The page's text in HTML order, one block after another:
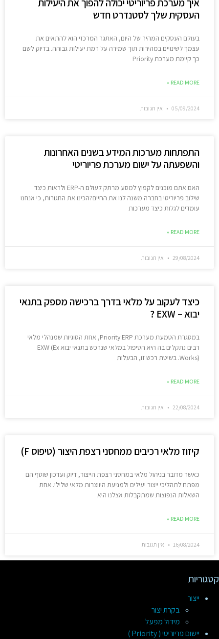
העסקית שלך לסטנדרט חדש
בעולם העסקים המהיר של היום, האתגר המרכזי הוא להתאים את
עצמך לשינויים במהירות תוך שמירה על רמת יעילות גבוהה. בדיוק לשם
כך קיימת מערכת Priority
READ MORE »
05/09/2024 אין תגובות
התפתחות מערכות המידע בשנים האחרונות
והשפעתה על ישום מערכת פריוריטי
האם אתם מוכנים לקפוץ למסע מרתק לעולם ה-ERP ולראות כיצד
שילוב פריוריטי בחברה משנה לנו את החיים?הכינו את החגורות, כי אנחנו
עומדים לגלות כיצד מערכות
READ MORE »
29/08/2024 אין תגובות
כיצד לעקוב על מלאי בדרך ברכישה מספק בתנאי
יבוא – EXW ?
במסגרת הטמעת מערכת Priority ERP, אחת הסוגיות שמנהלי מלאי
רבים נתקלים בה היא הטיפול במלאי שנרכש בתנאי יבוא EXW (Ex
Works). בשיטת רכש זו, הבעלות
READ MORE »
22/08/2024 אין תגובות
קיזוז מלאי רכיבים ממחסני רצפת היצור (טיפוס F)
כאשר מדובר בניהול מלאי במחסני רצפת הייצור, דיוק ועדכון שוטף הם
מפתח לתהליכי ייצור יעילים ולמניעת היווצרות מלאי שלילי. אחת
השאלות הנפוצות שמתקבלות אצלנו היא
READ MORE »
16/08/2024 אין תגובות
קטגוריות
ייצור
בקרת יצור
מידול מפעל
יישום פריוריטי ( Priority )